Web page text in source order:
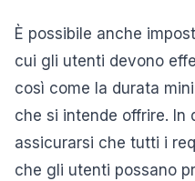
È possibile anche
cui gli utenti devono
così come la durata
che si intende offrire. In
assicurarsi che tutti i
che gli utenti possano